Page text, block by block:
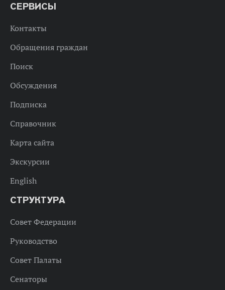
СЕРВИСЫ
Контакты
Обращения граждан
Поиск
Обсуждения
Подписка
Справочник
Карта сайта
Экскурсии
English
СТРУКТУРА
Совет Федерации
Руководство
Совет Палаты
Сенаторы